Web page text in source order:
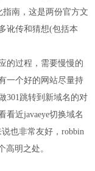
指南，这是两份官方文
讹传和猜想(包括本
过程，需要慢慢的
一个好的网站尽量持
301跳转到新域名的对
看近javaeye切换域名
也非常友好，robbin
高明之处。